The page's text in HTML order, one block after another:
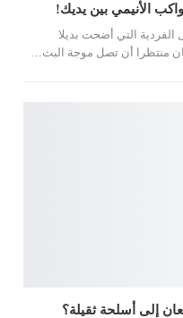
الفردية التي أضحت بديلا
منتظرا أن تصل موجة البث…